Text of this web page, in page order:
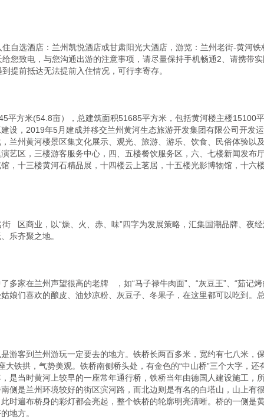
自选酒店：兰州凯悦酒店或甘肃阳光大酒店，游览：兰州老街-黄河
您致电，与您沟通出游的注意事项，请尽量保持手机畅通2、请携带
提前抵达无法提前入住情况，可行李寄存。
平方米(54.8亩），总建筑面积51685平方米，包括黄河楼主楼15100
设，2019年5月建成并移交兰州黄河生态旅游开发集团有限公司开发
兰州黄河楼景区集文化展示、观光、旅游、游乐、饮食、民俗体验以
艺区，三楼游客服务中心，四、五楼餐饮服务区，六、七楼新闻发布
，十三楼黄河石精品展，十四楼云上茗居，十五楼光影博物馆，十六
区商业，以“燥、火、赤、味”四字为发展策略，汇集国潮品牌、夜
乐齐聚之地。
家在兰州声望很高的老牌   ，如“马子禄牛肉面”、“灰豆王”、“茹记烤
娘们喜欢的酿皮、油炒凉粉、灰豆子、冬果子，在这里都可以吃到。
游客到兰州游玩一定要去的地方。铁桥长两百多米，宽约有七八米，
铁拱，气势美观。铁桥南侧桥头处，有金色的“中山桥”三个大字，
是当时黄河上较早的一座常年通行桥，铁桥当年由德国人建设施工，
侧是兰州环境较好的街区滨河路，而北边则是有名的白塔山，山上有
时遍布桥身的彩灯都会亮起，整个铁桥的轮廓明亮清晰。桥的一侧是
地方。